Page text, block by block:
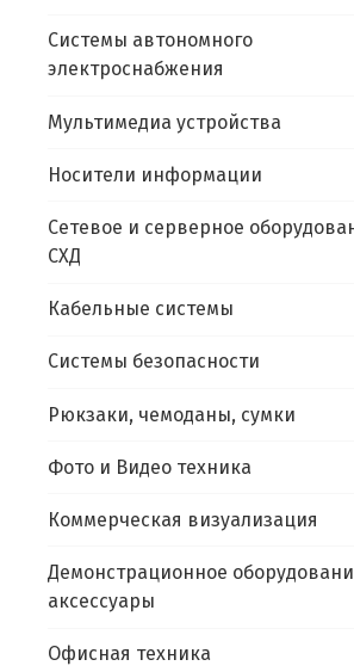
Системы автономного
электроснабжения
Мультимедиа устройства
Носители информации
Сетевое и серверное
СХД
Кабельные системы
Системы безопасности
Рюкзаки, чемоданы, сумки
Фото и Видео техника
Коммерческая визуализация
Демонстрационное
аксессуары
Офисная техника